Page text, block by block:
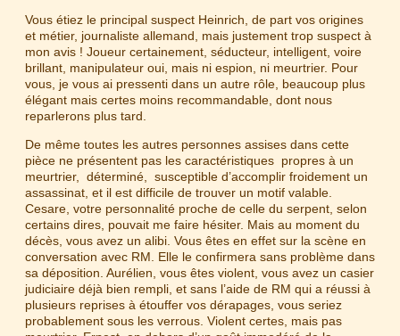
Vous étiez le principal suspect Heinrich, de part vos origines
et métier, journaliste allemand, mais justement trop suspect à
mon avis ! Joueur certainement, séducteur, intelligent, voire
brillant, manipulateur oui, mais ni espion, ni meurtrier. Pour
vous, je vous ai pressenti dans un autre rôle, beaucoup plus
élégant mais certes moins recommandable, dont nous
reparlerons plus tard.
De même toutes les autres personnes assises dans cette
pièce ne présentent pas les caractéristiques propres à un
meurtrier, déterminé, susceptible d’accomplir froidement un
assassinat, et il est difficile de trouver un motif valable.
Cesare, votre personnalité proche de celle du serpent, selon
certains dires, pouvait me faire hésiter. Mais au moment du
décès, vous avez un alibi. Vous êtes en effet sur la scène en
conversation avec RM. Elle le confirmera sans problème dans
sa déposition. Aurélien, vous êtes violent, vous avez un casier
judiciaire déjà bien rempli, et sans l’aide de RM qui a réussi à
plusieurs reprises à étouffer vos dérapages, vous seriez
probablement sous les verrous. Violent certes, mais pas